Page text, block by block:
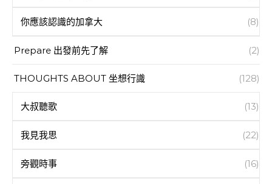
你應該認識的加拿大 (8)
Prepare 出發前先了解 (2)
THOUGHTS ABOUT 坐想行識 (128)
大叔聽歌 (13)
我見我思 (22)
旁觀時事 (16)